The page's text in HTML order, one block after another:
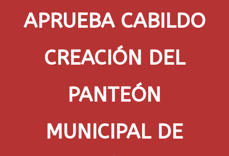
APRUEBA CABILDO
CREACIÓN DEL
PANTEÓN
MUNICIPAL DE